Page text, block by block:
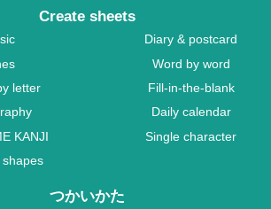
Create sheets
Diary & postcard
Word by word
letter
Fill-in-the-blank
Daily calendar
KANJI
Single character
shapes
つかいかた